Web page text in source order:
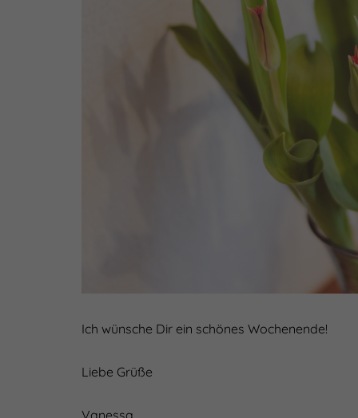
Ich wünsche Dir ein schönes Wochenende!
Liebe Grüße